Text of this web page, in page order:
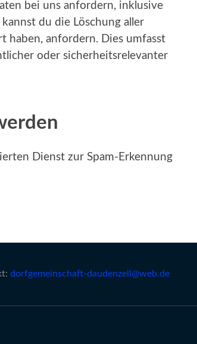
bei uns anfordern, inklusive
du die Löschung aller
haben, anfordern. Dies umfasst
oder sicherheitsrelevanter
Dienst zur Spam-Erkennung
dorfgemeinschaft-daudenzell@web.de